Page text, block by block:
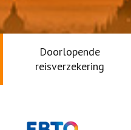
Doorlopende
reisverzekering